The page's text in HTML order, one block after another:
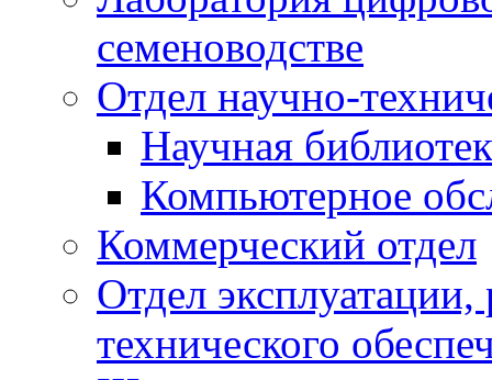
семеноводстве
Отдел научно-
Научная
Компьютерное
Коммерческий отдел
Отдел
технического